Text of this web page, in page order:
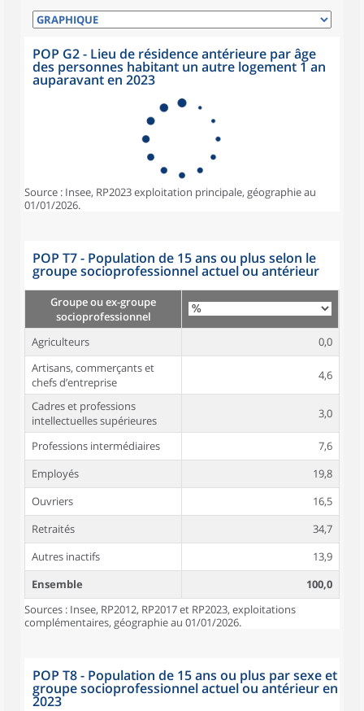
POP G2 - Lieu de résidence antérieure par âge
des personnes habitant un autre logement 1 an
auparavant en 2023
Source : Insee, RP2023 exploitation principale, géographie au
01/01/2026.
POP T7 - Population de 15 ans ou plus selon le
groupe socioprofessionnel actuel ou antérieur
Groupe ou ex-groupe
socioprofessionnel
Agriculteurs
0,0
Artisans, commerçants et
chefs d’entreprise
4,6
Cadres et professions
intellectuelles supérieures
3,0
Professions intermédiaires
7,6
Employés
19,8
Ouvriers
16,5
Retraités
34,7
Autres inactifs
13,9
Ensemble
100,0
Sources : Insee, RP2012, RP2017 et RP2023, exploitations
complémentaires, géographie au 01/01/2026.
POP T8 - Population de 15 ans ou plus par sexe et
groupe socioprofessionnel actuel ou antérieur en
2023